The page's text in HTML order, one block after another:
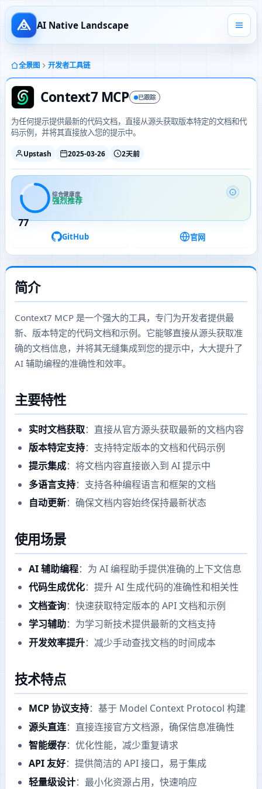
AI Native Landscape
全景图 开发者工具链
Context7 MCP 已跟踪
为任何提示提供最新的代码文档，直接从源头获取版本特定的文档和代
码示例，并将其直接放入您的提示中。
Upstash 2025-03-26 2天前
77
综合健康度
强烈推荐
GitHub 官网
简介
Context7 MCP 是一个强大的工具，专门为开发者提供最
新、版本特定的代码文档和示例。它能够直接从源头获取准
确的文档信息，并将其无缝集成到您的提示中，大大提升了
AI 辅助编程的准确性和效率。
主要特性
实时文档获取：直接从官方源头获取最新的文档内容
版本特定支持：支持特定版本的文档和代码示例
提示集成：将文档内容直接嵌入到 AI 提示中
多语言支持：支持各种编程语言和框架的文档
自动更新：确保文档内容始终保持最新状态
使用场景
AI 辅助编程：为 AI 编程助手提供准确的上下文信息
代码生成优化：提升 AI 生成代码的准确性和相关性
文档查询：快速获取特定版本的 API 文档和示例
学习辅助：为学习新技术提供最新的文档支持
开发效率提升：减少手动查找文档的时间成本
技术特点
MCP 协议支持：基于 Model Context Protocol 构建
源头直连：直接连接官方文档源，确保信息准确性
智能缓存：优化性能，减少重复请求
API 友好：提供简洁的 API 接口，易于集成
轻量级设计：最小化资源占用，快速响应